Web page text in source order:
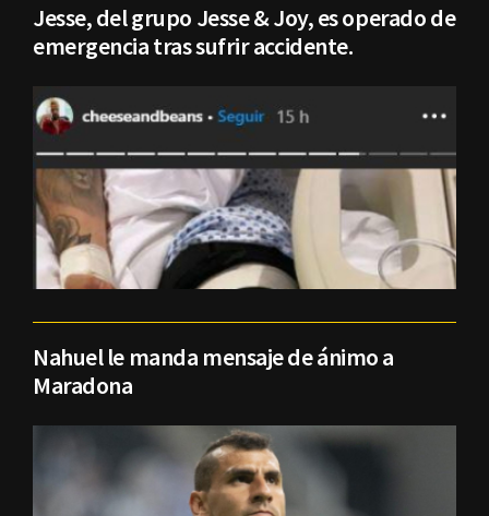
Jesse, del grupo Jesse & Joy, es operado de
emergencia tras sufrir accidente.
Nahuel le manda mensaje de ánimo a
Maradona